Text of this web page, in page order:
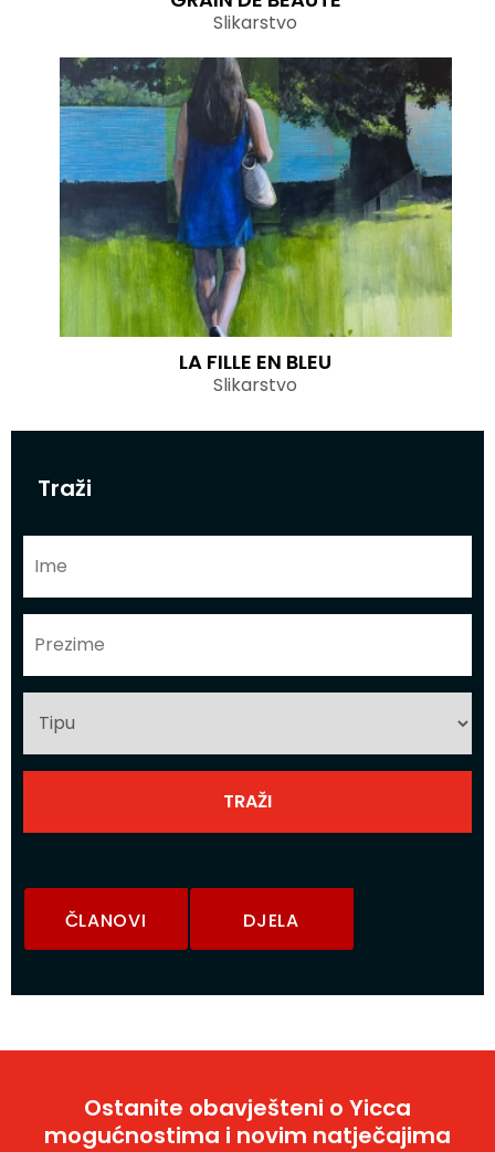
Traži
ČLANOVI DJELA
Slikarstvo
LA FILLE EN BLEU
Slikarstvo
Ostanite obavješteni o Yicca
mogućnostima i novim natječajima